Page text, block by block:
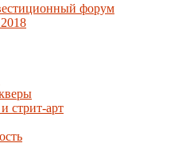
форум
стрит-арт